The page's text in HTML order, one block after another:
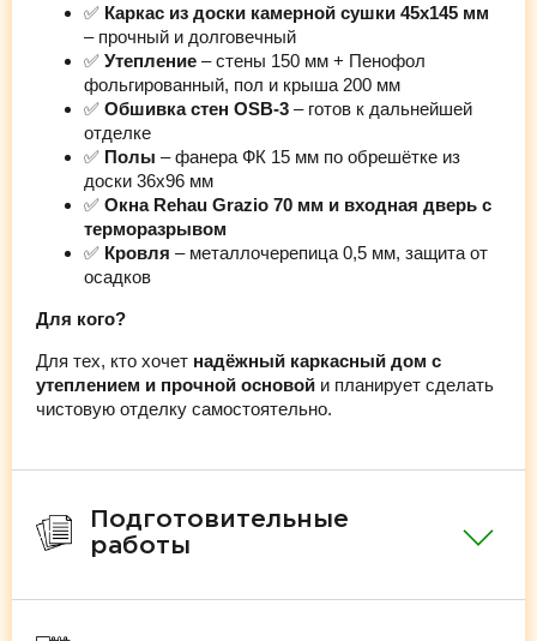
✅ Каркас из доски камерной сушки 45х145 мм
– прочный и долговечный
✅ Утепление – стены 150 мм + Пенофол
фольгированный, пол и крыша 200 мм
✅ Обшивка стен OSB-3 – готов к дальнейшей
отделке
✅ Полы – фанера ФК 15 мм по обрешётке из
доски 36х96 мм
✅ Окна Rehau Grazio 70 мм и входная дверь с
терморазрывом
✅ Кровля – металлочерепица 0,5 мм, защита от
осадков
Для кого?
Для тех, кто хочет надёжный каркасный дом с
утеплением и прочной основой и планирует сделать
чистовую отделку самостоятельно.
Подготовительные
работы